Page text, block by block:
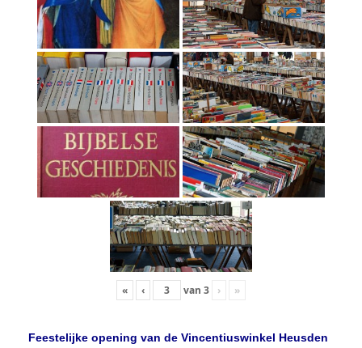
« ‹ van 3 › »
Feestelijke opening van de Vincentiuswinkel Heusden